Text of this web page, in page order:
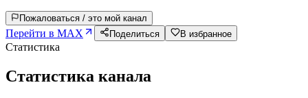
Пожаловаться / это мой канал
Перейти в MAX Поделиться В избранное
Статистика
Статистика канала